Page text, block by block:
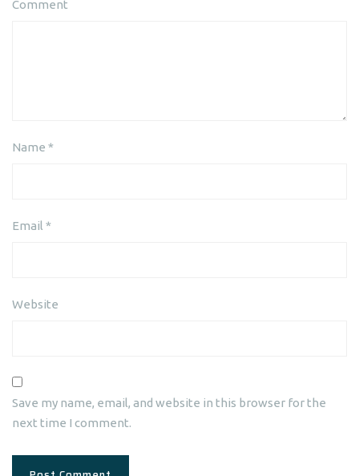
Comment
Name *
Email *
Website
Save my name, email, and website in this browser for the
next time I comment.